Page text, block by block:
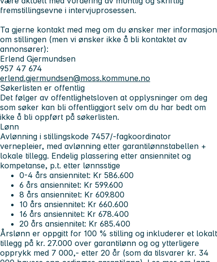
fremstillingsevne i intervjuprosessen.
Ta gjerne kontakt med meg om du ønsker mer informasjon
om stillingen (men vi ønsker ikke å bli kontaktet av
annonsører):
Erlend Gjermundsen
957 47 674
erlend.gjermundsen@moss.kommune.no
Søkerlisten er offentlig
Det følger av offentlighetsloven at opplysninger om deg
som søker kan bli offentliggjort selv om du har bedt om
ikke å bli oppført på søkerlisten.
Lønn
Avlønning i stillingskode 7457/-fagkoordinator
vernepleier, med avlønning etter garantilønnstabellen +
lokale tillegg. Endelig plassering etter ansiennitet og
kompetanse, p.t. etter lønnsstige
0-4 års ansiennitet: Kr 586.600
6 års ansiennitet: Kr 599.600
8 års ansiennitet: Kr 609.800
10 års ansiennitet: Kr 660.600
16 års ansiennitet: Kr 678.400
20 års ansiennitet: Kr 685.400
Årslønn er oppgitt for 100 % stilling og inkluderer et lokalt
tillegg på kr. 27.000 over garantilønn og og ytterligere
opprykk med 7 000,- etter 20 år (som da tilsvarer kr. 34